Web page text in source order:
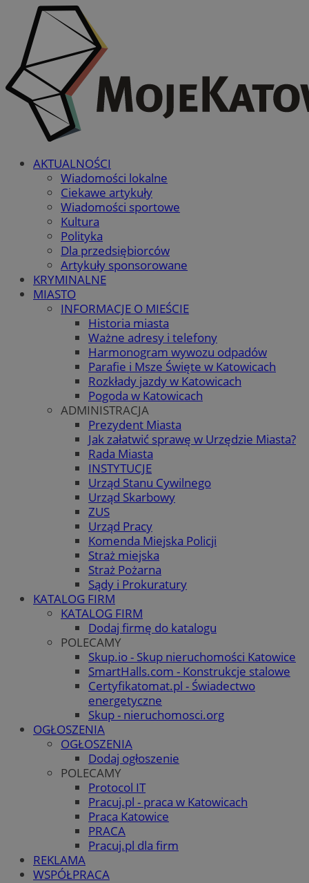
AKTUALNOŚCI
Wiadomości lokalne
Ciekawe artykuły
Wiadomości sportowe
Kultura
Polityka
Dla przedsiębiorców
Artykuły sponsorowane
KRYMINALNE
MIASTO
INFORMACJE O MIEŚCIE
Historia miasta
Ważne adresy i telefony
Harmonogram wywozu odpadów
Parafie i Msze Święte w Katowicach
Rozkłady jazdy w Katowicach
Pogoda w Katowicach
ADMINISTRACJA
Prezydent Miasta
Jak załatwić sprawę w Urzędzie Miasta?
Rada Miasta
INSTYTUCJE
Urząd Stanu Cywilnego
Urząd Skarbowy
ZUS
Urząd Pracy
Komenda Miejska Policji
Straż miejska
Straż Pożarna
Sądy i Prokuratury
KATALOG FIRM
KATALOG FIRM
Dodaj firmę do katalogu
POLECAMY
Skup.io - Skup nieruchomości Katowice
SmartHalls.com - Konstrukcje stalowe
Certyfikatomat.pl - Świadectwo
energetyczne
Skup - nieruchomosci.org
OGŁOSZENIA
OGŁOSZENIA
Dodaj ogłoszenie
POLECAMY
Protocol IT
Pracuj.pl - praca w Katowicach
Praca Katowice
PRACA
Pracuj.pl dla firm
REKLAMA
WSPÓŁPRACA